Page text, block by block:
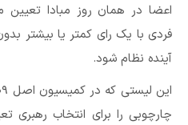
اعضا در همان روز مبادا
فردی با یک رای کمتر یا بیشتر
آینده نظام شود.
چارچوبی را برای انتخاب رهبری